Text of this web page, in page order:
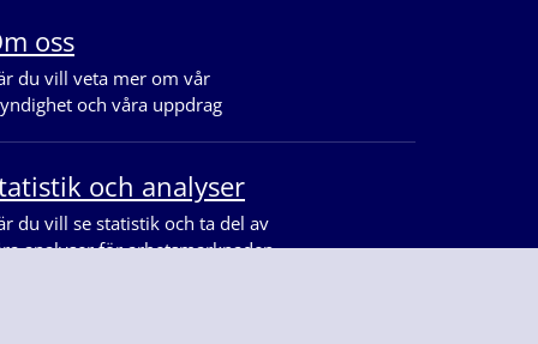
oss
du vill veta mer om vår
och våra uppdrag
och analyser
du vill se statistik och ta del av
analyser för arbetsmarknaden